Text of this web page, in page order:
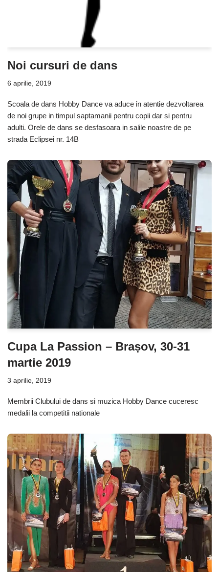
Noi cursuri de dans
6 aprilie, 2019
Scoala de dans Hobby Dance va aduce in atentie dezvoltarea
de noi grupe in timpul saptamanii pentru copii dar si pentru
adulti. Orele de dans se desfasoara in salile noastre de pe
strada Eclipsei nr. 14B
Cupa La Passion – Brașov, 30-31
martie 2019
3 aprilie, 2019
Membrii Clubului de dans si muzica Hobby Dance cuceresc
medalii la competitii nationale